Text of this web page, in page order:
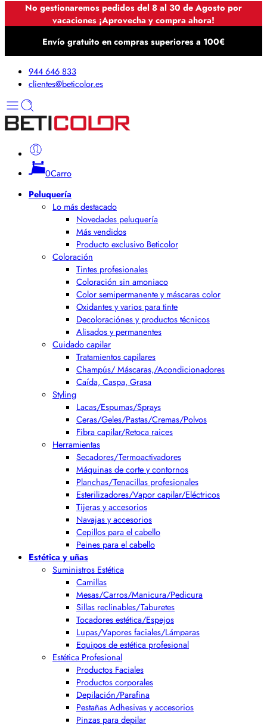
No gestionaremos pedidos del 8 al 30 de Agosto por
vacaciones ¡Aprovecha y compra ahora!
Envío gratuito en compras superiores a 100€
944 646 833
clientes@beticolor.es
0Carro
Peluquería
Lo más destacado
Novedades peluquería
Más vendidos
Producto exclusivo Beticolor
Coloración
Tintes profesionales
Coloración sin amoniaco
Color semipermanente y máscaras color
Oxidantes y varios para tinte
Decoloraciónes y productos técnicos
Alisados y permanentes
Cuidado capilar
Tratamientos capilares
Champús/ Máscaras,/Acondicionadores
Caída, Caspa, Grasa
Styling
Lacas/Espumas/Sprays
Ceras/Geles/Pastas/Cremas/Polvos
Fibra capilar/Retoca raices
Herramientas
Secadores/Termoactivadores
Máquinas de corte y contornos
Planchas/Tenacillas profesionales
Esterilizadores/Vapor capilar/Eléctricos
Tijeras y accesorios
Navajas y accesorios
Cepillos para el cabello
Peines para el cabello
Estética y uñas
Suministros Estética
Camillas
Mesas/Carros/Manicura/Pedicura
Sillas reclinables/Taburetes
Tocadores estética/Espejos
Lupas/Vapores faciales/Lámparas
Equipos de estética profesional
Estética Profesional
Productos Faciales
Productos corporales
Depilación/Parafina
Pestañas Adhesivas y accesorios
Pinzas para depilar